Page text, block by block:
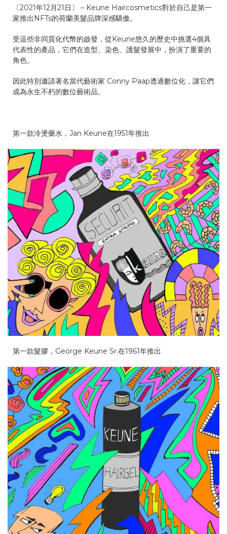
〔2021年12月21日〕 – Keune Haircosmetics對於自己是第一
家推出NFTs的荷蘭美髮品牌深感驕傲。
受這些非同質化代幣的啟發，從Keune悠久的歷史中挑選4個具
代表性的產品，它們在造型、染色、護髮發展中，扮演了重要的
角色。
因此特別邀請著名當代藝術家 Conny Paap透過數位化，讓它們
成為永生不朽的數位藝術品。
第一款冷燙藥水，Jan Keune在1951年推出
第一款髮膠，George Keune Sr.在1961年推出